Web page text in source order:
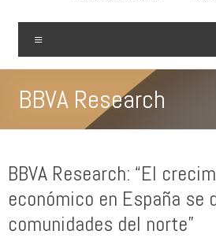
ADYPE
BBVA Research
BBVA Research: “El
económico en España se
comunidades del norte”